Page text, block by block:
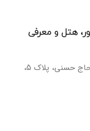
هتل و معرفی
آدرس : تهران، سهروردی شمالی، کوچه حاج حسنی، پلاک 5،